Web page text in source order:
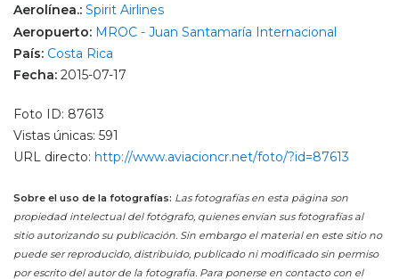
Aerolínea.: Spirit Airlines
Aeropuerto: MROC - Juan Santamaría Internacional
País: Costa Rica
Fecha: 2015-07-17
Foto ID: 87613
Vistas únicas: 591
URL directo: http://www.aviacioncr.net/foto/?id=87613
Sobre el uso de la fotografías: Las fotografías en esta página son
propiedad intelectual del fotógrafo, quienes envían sus fotografías al
sitio autorizando su publicación. Sin embargo el material en este sitio no
puede ser reproducido, distribuido, publicado ni modificado sin permiso
por escrito del autor de la fotografía. Para ponerse en contacto con el